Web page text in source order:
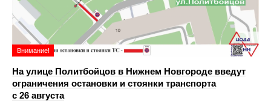
Внимание!
На улице Политбойцов в Нижнем Новгороде введут
ограничения остановки и стоянки транспорта
с 26 августа